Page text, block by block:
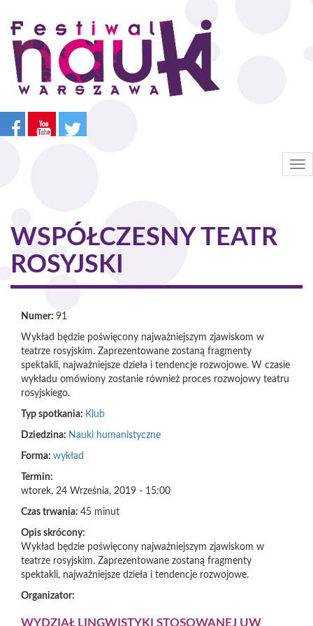
Przejdź
treści
WSPÓŁCZESNY TEATR
ROSYJSKI
Numer: 91
Wykład będzie poświęcony najważniejszym zjawiskom w
teatrze rosyjskim. Zaprezentowane zostaną fragmenty
spektakli, najważniejsze dzieła i tendencje rozwojowe. W czasie
wykładu omówiony zostanie również proces rozwojowy teatru
rosyjskiego.
Typ spotkania: Klub
Dziedzina: Nauki humanistyczne
Forma: wykład
Termin:
wtorek, 24 Września, 2019 - 15:00
Czas trwania: 45 minut
Opis skrócony:
Wykład będzie poświęcony najważniejszym zjawiskom w
teatrze rosyjskim. Zaprezentowane zostaną fragmenty
spektakli, najważniejsze dzieła i tendencje rozwojowe.
Organizator:
WYDZIAŁ LINGWISTYKI STOSOWANEJ UW